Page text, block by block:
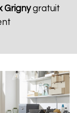
Grignygratuit